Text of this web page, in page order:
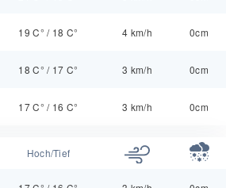
19 C° / 18 C° 4 km/h 0cm
18 C° / 17 C° 3 km/h 0cm
17 C° / 16 C° 3 km/h 0cm
Hoch/Tief